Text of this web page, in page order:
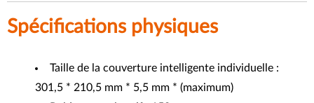
Spécifications physiques
Taille de la couverture intelligente individuelle :
301,5 * 210,5 mm * 5,5 mm * (maximum)